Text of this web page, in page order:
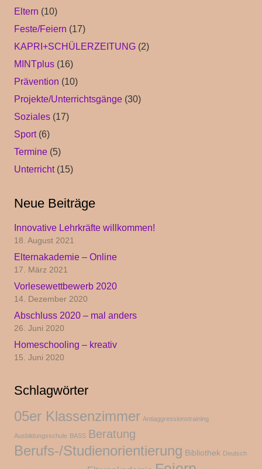
Eltern (10)
Feste/Feiern (17)
KAPRI+SCHÜLERZEITUNG (2)
MINTplus (16)
Prävention (10)
Projekte/Unterrichtsgänge (30)
Soziales (17)
Sport(6)
Termine (5)
Unterricht(15)
Neue Beiträge
Innovative Lehrkräfte willkommen!
18. August 2021
Elternakademie – Online
17. März 2021
Vorlesewettbewerb 2020
14. Dezember 2020
Abschluss 2020 – mal anders
26. Juni 2020
Homeschooling – kreativ
15. Juni 2020
Schlagwörter
05er Klassenzimmer Antiaggressionstraining
Ausbildungsschule BASS Beratung
Berufs-/Studienorientierung Bibliothek Deutsch